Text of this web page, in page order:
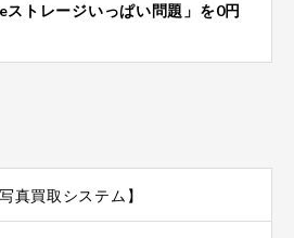
ストレージいっぱい問題」を0円
真買取システム】